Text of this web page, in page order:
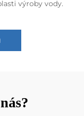
výroby vody.